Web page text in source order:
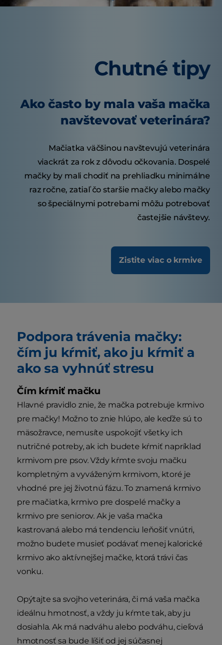
Chutné tipy
Ako často by mala vaša mačka
navštevovať veterinára?
Mačiatka väčšinou navštevujú veterinára
viackrát za rok z dôvodu očkovania. Dospelé
mačky by mali chodiť na prehliadku minimálne
raz ročne, zatiaľ čo staršie mačky alebo mačky
so špeciálnymi potrebami môžu potrebovať
častejšie návštevy.
Zistite viac o krmive
Podpora trávenia mačky:
čím ju kŕmiť, ako ju kŕmiť a
ako sa vyhnúť stresu
Čím kŕmiť mačku
Hlavné pravidlo znie, že mačka potrebuje krmivo
pre mačky! Možno to znie hlúpo, ale keďže sú to
mäsožravce, nemusíte uspokojiť všetky ich
nutričné potreby, ak ich budete kŕmiť napríklad
krmivom pre psov. Vždy kŕmte svoju mačku
kompletným a vyváženým krmivom, ktoré je
vhodné pre jej životnú fázu. To znamená krmivo
pre mačiatka, krmivo pre dospelé mačky a
krmivo pre seniorov. Ak je vaša mačka
kastrovaná alebo má tendenciu leňošiť vnútri,
možno budete musieť podávať menej kalorické
krmivo ako aktívnejšej mačke, ktorá trávi čas
vonku.
Opýtajte sa svojho veterinára, či má vaša mačka
ideálnu hmotnosť, a vždy ju kŕmte tak, aby ju
dosiahla. Ak má nadváhu alebo podváhu, cieľová
hmotnosť sa bude líšiť od jej súčasnej